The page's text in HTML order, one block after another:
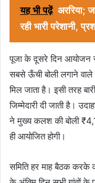
यह भी पढ़ें अररिया;
रही भारी परेशानी,
पूजा के दूसरे दिन आयोजन
सबसे ऊँची बोली लगाने
मिल जाता है। इसी तरह
जिम्मेदारी दी जाती है।
ने मुख्य कलश की बोली
ही आयोजित होगी।
समिति हर माह बैठक करके